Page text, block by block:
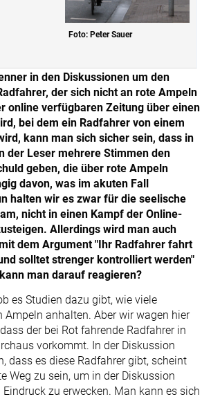
Foto: Peter Sauer
in den Diskussionen um den
der sich nicht an rote Ampeln
online verfügbaren Zeitung über einen
bei dem ein Radfahrer von einem
kann man sich sicher sein, dass in
der Leser mehrere Stimmen den
geben, die über rote Ampeln
davon, was im akuten Fall
halten wir es zwar für die seelische
nicht in einen Kampf der Online-
Allerdings wird man auch
dem Argument "Ihr Radfahrer fahrt
solltet strenger kontrolliert werden"
man darauf reagieren?
es Studien dazu gibt, wie viele
Ampeln anhalten. Aber wir wagen hier
der bei Rot fahrende Radfahrer in
vorkommt. In der Diskussion
dass es diese Radfahrer gibt, scheint
Weg zu sein, um in der Diskussion
Eindruck zu erwecken. Man kann es sich